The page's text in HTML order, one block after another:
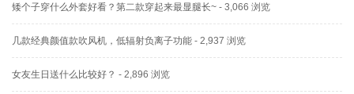
矮个子穿什么外套好看？第二款穿起来最显腿长~ - 3,066 浏览
几款经典颜值款吹风机，低辐射负离子功能 - 2,937 浏览
女友生日送什么比较好？ - 2,896 浏览